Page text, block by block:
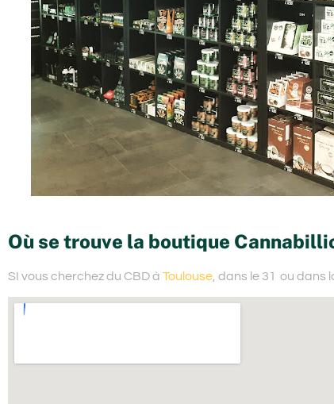
Où se trouve la boutique
SI vous cherchez du CBD à Toulouse , dans le 31 ou dans